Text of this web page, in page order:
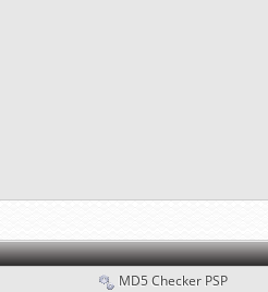
MD5 Checker PSP